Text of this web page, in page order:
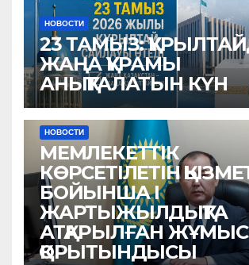
НОВОСТИ
23 ТАМЫЗ:
ЖАҢА ҚҰРАМЫ
АНЫҚТАЛАТЫН КҮН
НОВОСТИ
МЕМЛЕКЕТТІК
КӨРСЕТІЛЕТІН
БОЙЫНША I
ЖАРТЫЖЫЛДЫҚТА
АТҚАРЫЛҒАН ЖҰМЫС
ҚОРЫТЫНДЫСЫ